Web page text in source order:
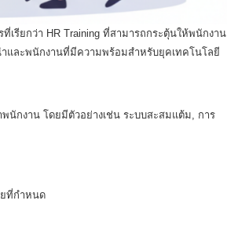
เรียกว่า HR Training ที่สามารถกระตุ้นให้พนักงาน
และพนักงานที่มีความพร้อมสำหรับยุคเทคโนโลยี
นักงาน โดยมีตัวอย่างเช่น ระบบสะสมแต้ม, การ
ยที่กำหนด